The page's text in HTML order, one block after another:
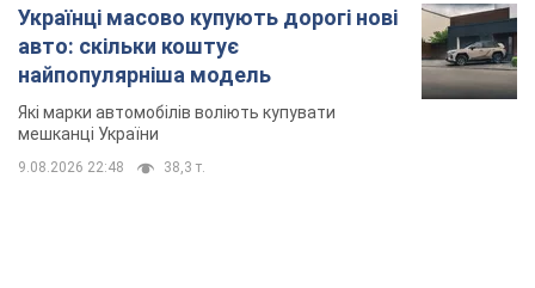
Українці масово купують дорогі нові
авто: скільки коштує
найпопулярніша модель
Які марки автомобілів воліють купувати
мешканці України
9.08.2026 22:48 38,3 т.